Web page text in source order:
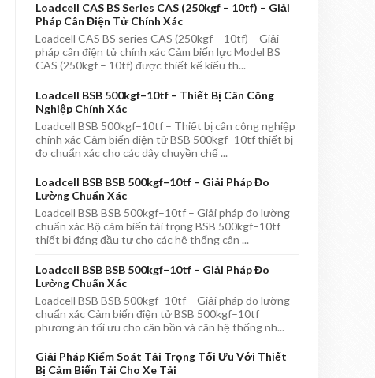
Loadcell CAS BS Series CAS (250kgf – 10tf) – Giải
Pháp Cân Điện Tử Chính Xác
Loadcell CAS BS series CAS (250kgf – 10tf) – Giải
pháp cân điện tử chính xác Cảm biến lực Model BS
CAS (250kgf – 10tf) được thiết kế kiểu th...
Loadcell BSB 500kgf–10tf – Thiết Bị Cân Công
Nghiệp Chính Xác
Loadcell BSB 500kgf–10tf – Thiết bị cân công nghiệp
chính xác Cảm biến điện tử BSB 500kgf–10tf thiết bị
đo chuẩn xác cho các dây chuyền chế ...
Loadcell BSB BSB 500kgf–10tf – Giải Pháp Đo
Lường Chuẩn Xác
Loadcell BSB BSB 500kgf–10tf – Giải pháp đo lường
chuẩn xác Bộ cảm biến tải trọng BSB 500kgf–10tf
thiết bị đáng đầu tư cho các hệ thống cân ...
Loadcell BSB BSB 500kgf–10tf – Giải Pháp Đo
Lường Chuẩn Xác
Loadcell BSB BSB 500kgf–10tf – Giải pháp đo lường
chuẩn xác Cảm biến điện tử BSB 500kgf–10tf
phương án tối ưu cho cân bồn và cân hệ thống nh...
Giải Pháp Kiểm Soát Tải Trọng Tối Ưu Với Thiết
Bị Cảm Biến Tải Cho Xe Tải